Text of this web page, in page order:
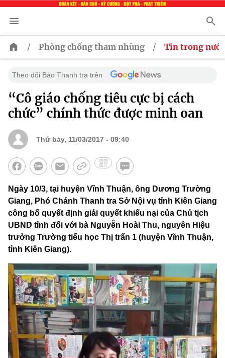
/ Phòng chống tham nhũng / Tin trong nước
Theo dõi Báo Thanh tra trên
“Cô giáo chống tiêu cực bị cách
chức” chính thức được minh oan
Thứ bảy, 11/03/2017 - 09:40
Ngày 10/3, tại huyện Vĩnh Thuận, ông Dương Trường
Giang, Phó Chánh Thanh tra Sở Nội vụ tỉnh Kiên Giang
công bố quyết định giải quyết khiếu nại của Chủ tịch
UBND tỉnh đối với bà Nguyễn Hoài Thu, nguyên Hiệu
trưởng Trường tiểu học Thị trấn 1 (huyện Vĩnh Thuận,
tỉnh Kiên Giang).